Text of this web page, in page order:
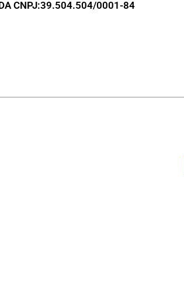
CNPJ:39.504.504/0001-84